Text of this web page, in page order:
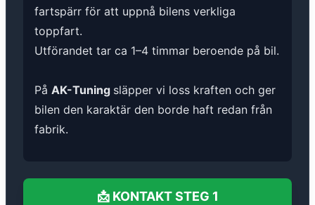
fartspärr för att uppnå bilens verkliga
toppfart.
Utförandet tar ca 1–4 timmar beroende på bil.
På AK-Tuning släpper vi loss kraften och ger
bilen den karaktär den borde haft redan från
fabrik.
📩 KONTAKT STEG 1